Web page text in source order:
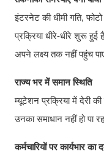
इंटरनेट की धीमी गति,
प्रक्रिया धीरे-धीरे शुरू हुई
अपने लक्ष्य तक नहीं पहुंच
राज्य भर में समान स्थिति
म्यूटेशन प्रक्रिया में देरी
उनका समाधान नहीं हो
कर्मचारियों पर कार्यभार का